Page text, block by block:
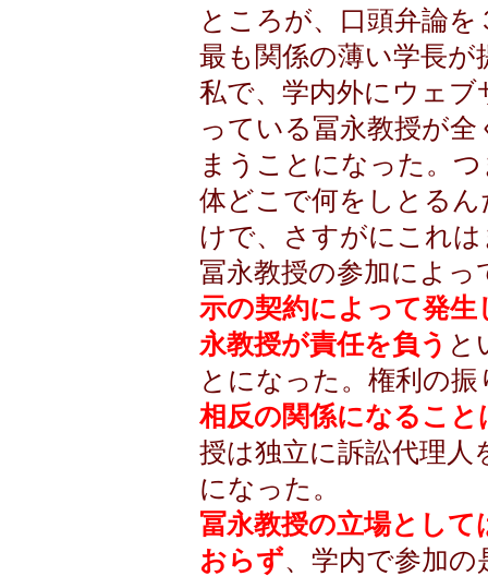
ところが、口頭弁論
最も関係の薄い学長が
私で、学内外にウェ
っている冨永教授が
まうことになった。
体どこで何をしとる
けで、さすがにこれ
冨永教授の参加によっ
示の契約によって発
永教授が責任を負う と
とになった。 権利の振
相反の関係になること
授は独立に訴訟代理人
になった。
冨永教授の立場とし
おらず、学内で参加